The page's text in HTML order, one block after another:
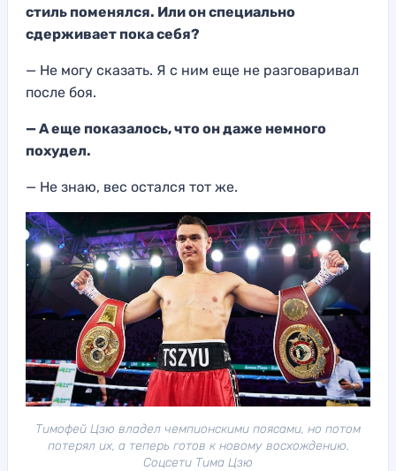
стиль поменялся. Или он специально
сдерживает пока себя?
— Не могу сказать. Я с ним еще не разговаривал
после боя.
— А еще показалось, что он даже немного
похудел.
— Не знаю, вес остался тот же.
Тимофей Цзю владел чемпионскими поясами, но потом
потерял их, а теперь готов к новому восхождению.
Соцсети Тима Цзю